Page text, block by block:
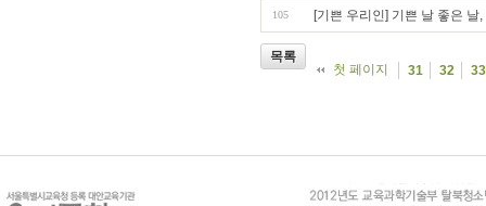
105 [기쁜 우리인] 기쁜 날 좋은
목록
첫 페이지
31 32 33